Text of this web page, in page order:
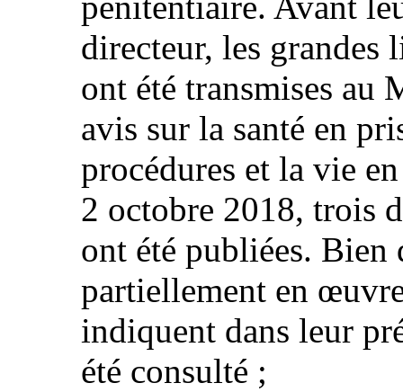
directeur, les grandes
ont été transmises au
avis sur la santé en
procédures et la vie
2 octobre 2018, trois
ont été publiées. Bien
partiellement en
indiquent dans leur
été consulté ;